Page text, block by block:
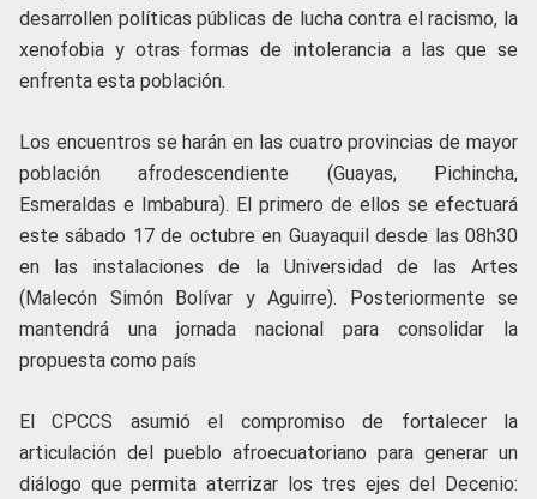
desarrollen políticas públicas de lucha contra el racismo, la
xenofobia y otras formas de intolerancia a las que se
enfrenta esta población.
Los encuentros se harán en las cuatro provincias de mayor
población afrodescendiente (Guayas, Pichincha,
Esmeraldas e Imbabura). El primero de ellos se efectuará
este sábado 17 de octubre en Guayaquil desde las 08h30
en las instalaciones de la Universidad de las Artes
(Malecón Simón Bolívar y Aguirre). Posteriormente se
mantendrá una jornada nacional para consolidar la
propuesta como país
El CPCCS asumió el compromiso de fortalecer la
articulación del pueblo afroecuatoriano para generar un
diálogo que permita aterrizar los tres ejes del Decenio: